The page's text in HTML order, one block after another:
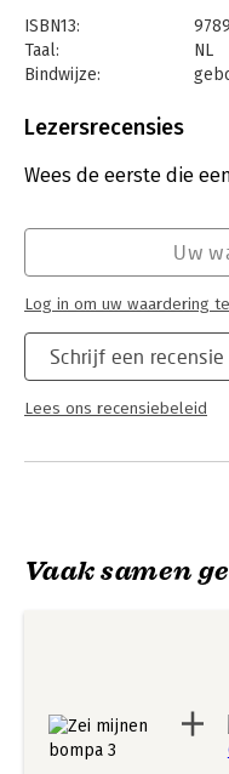
ISBN13:
Taal:
NL
Bindwijze:
Uitgever:
Verschijningsdatum:
22-
Lezersrecensies
Wees de eerste die
Schrijf een recensie
Lees ons recensiebeleid
Uw
Log in om uw waardering
Vaak samen